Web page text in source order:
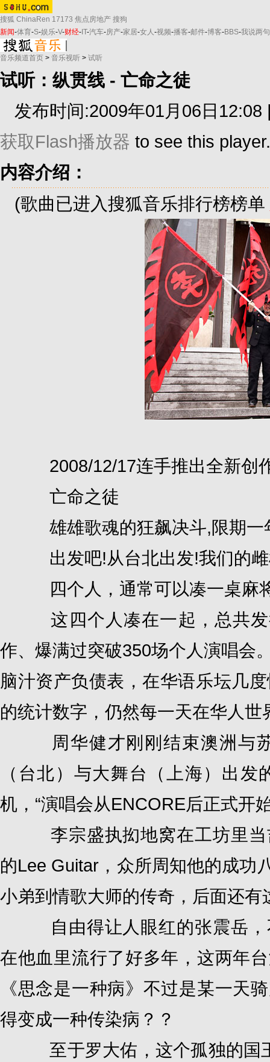
搜狐 ChinaRen 17173 焦点房地产 搜狗
新闻-体育-S-娱乐-V-财经- IT-汽车-房产-家居-女人-视频-播客-邮件-博客-BBS-我说两句
音乐频道首页 > 音乐视听 > 试听
试听：纵贯线 - 亡命之徒
发布时间:2009年01月06日
获取Flash播放器 to see this player.
内容介绍：
(歌曲已进入搜狐音乐排行榜榜单
2008/12/17连手推出全新创
亡命之徒
雄雄歌魂的狂飙决斗,限期一
出发吧!从台北出发!我们的雌
四个人，通常可以凑一桌麻
这四个人凑在一起，总共发
作、爆满过突破350场个人演唱会
脑汁资产负债表，在华语乐坛几
的统计数字，仍然每一天在华人
周华健才刚刚结束澳洲与苏
（台北）与大舞台（上海）出
机，“演唱会从ENCORE后正式开
李宗盛执抝地窝在工坊里当
的Lee Guitar，众所周知他的成功
小弟到情歌大师的传奇，后面还
自由得让人眼红的张震岳，
在他血里流行了好多年，这两年
《思念是一种病》不过是某一天
得变成一种传染病？？
至于罗大佑，这个孤独的国